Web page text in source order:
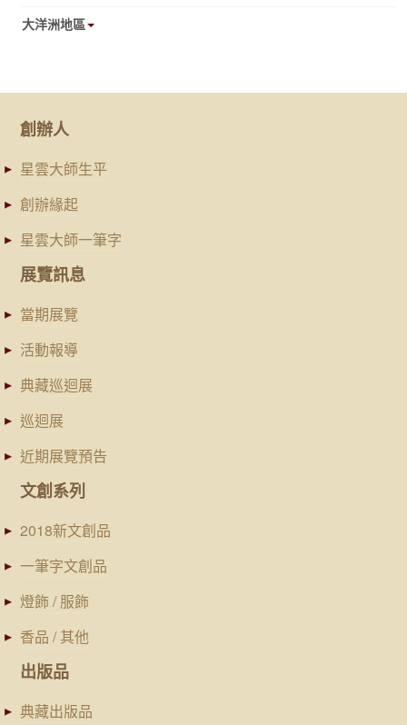
大洋洲地區
創辦人
星雲大師生平
創辦緣起
星雲大師一筆字
展覽訊息
當期展覽
活動報導
典藏巡迴展
巡迴展
近期展覽預告
文創系列
2018新文創品
一筆字文創品
燈飾 / 服飾
香品 / 其他
出版品
典藏出版品